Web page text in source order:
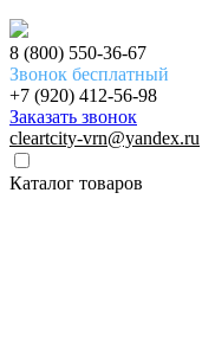
8 (800) 550-36-67
Звонок бесплатный
+7 (920) 412-56-98
Заказать звонок
cleartcity-vrn@yandex.ru
Каталог товаров